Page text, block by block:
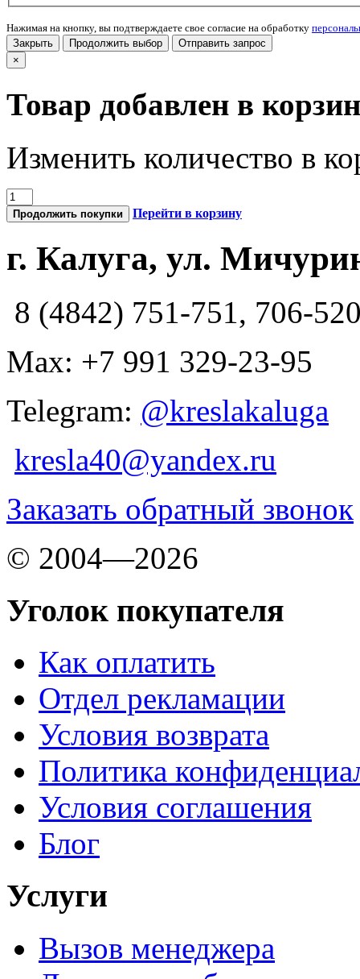
Нажимая на кнопку, вы подтверждаете свое согласие на обработку
Закрыть
Продолжить выбор
Отправить запрос
×
Товар добавлен в
Изменить количество в
Продолжить покупки Перейти в корзину
г. Калуга, ул.
8 (4842) 751-751, 706-
Max: +7 991 329-23-95
Telegram: @kreslakaluga
kresla40@yandex.ru
Заказать обратный звонок
© 2004—2026
Уголок покупателя
Как оплатить
Отдел рекламации
Условия возврата
Политика
Условия соглашения
Блог
Услуги
Вызов менеджера